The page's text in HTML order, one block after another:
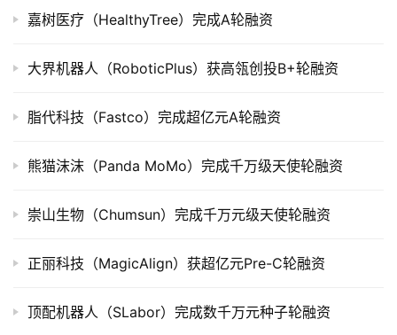
上
数
业
院
嘉树医疗（HealthyTree）完成A轮融资
大界机器人（RoboticPlus）获高瓴创投B+轮融资
脂代科技（Fastco）完成超亿元A轮融资
熊猫沫沫（Panda MoMo）完成千万级天使轮融资
崇山生物（Chumsun）完成千万元级天使轮融资
正丽科技（MagicAlign）获超亿元Pre-C轮融资
顶配机器人（SLabor）完成数千万元种子轮融资